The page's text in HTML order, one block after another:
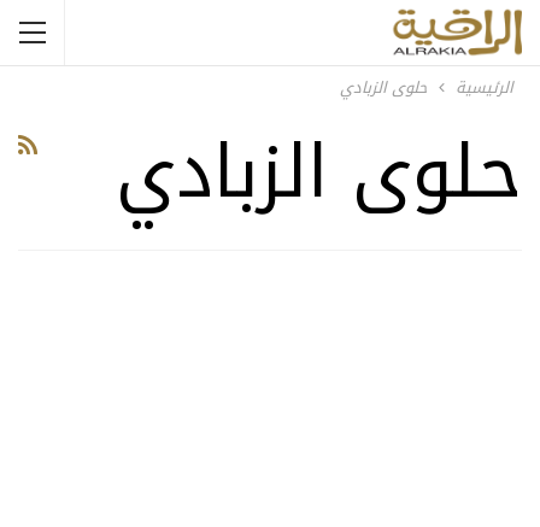
الرئيسية حلوى الزبادي
حلوى الزبادي